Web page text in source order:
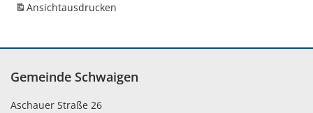
Ansichtausdrucken
Gemeinde Schwaigen
Aschauer Straße 26